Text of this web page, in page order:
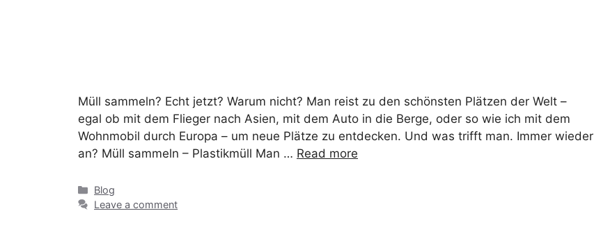
Müll sammeln? Echt jetzt? Warum nicht? Man reist zu den schönsten Plätzen der Welt –
egal ob mit dem Flieger nach Asien, mit dem Auto in die Berge, oder so wie ich mit dem
Wohnmobil durch Europa – um neue Plätze zu entdecken. Und was trifft man. Immer wieder
an? Müll sammeln – Plastikmüll Man … Read more
Blog
Leave a comment